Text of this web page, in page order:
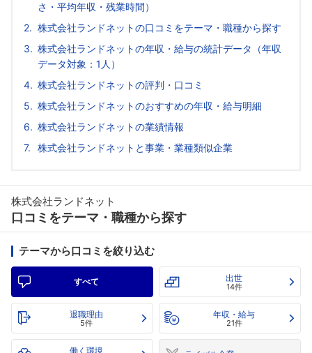
さ・平均年収・残業時間）
株式会社ランドネットの口コミをテーマ・職種から探す
株式会社ランドネットの年収・給与の統計データ（年収
データ対象：1人）
株式会社ランドネットの評判・口コミ
株式会社ランドネットのおすすめの年収・給与明細
株式会社ランドネットの業績情報
株式会社ランドネットと事業・業種類似企業
株式会社ランドネット
口コミをテーマ・職種から探す
テーマから口コミを絞り込む
すべて 出世
14件
退職理由
5件
年収・給与
21件
働く環境